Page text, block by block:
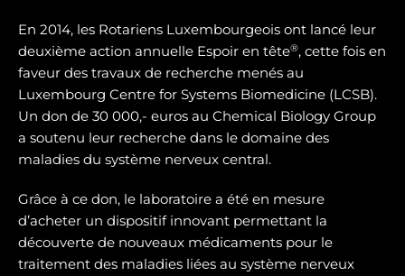
En 2014, les Rotariens Luxembourgeois ont lancé leur
deuxième action annuelle Espoir en tête®, cette fois en
faveur des travaux de recherche menés au
Luxembourg Centre for Systems Biomedicine (LCSB).
Un don de 30 000,- euros au Chemical Biology Group
a soutenu leur recherche dans le domaine des
maladies du système nerveux central.
Grâce à ce don, le laboratoire a été en mesure
d’acheter un dispositif innovant permettant la
découverte de nouveaux médicaments pour le
traitement des maladies liées au système nerveux